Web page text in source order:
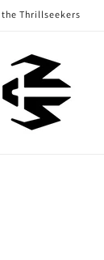
the Thrillseekers